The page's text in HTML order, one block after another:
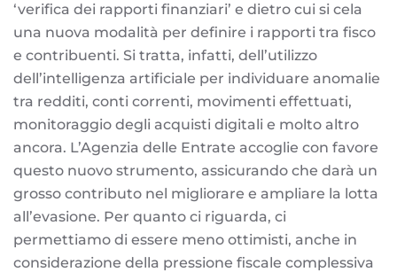
‘verifica dei rapporti finanziari’ e dietro cui si cela
una nuova modalità per definire i rapporti tra fisco
e contribuenti. Si tratta, infatti, dell’utilizzo
dell’intelligenza artificiale per individuare anomalie
tra redditi, conti correnti, movimenti effettuati,
monitoraggio degli acquisti digitali e molto altro
ancora. L’Agenzia delle Entrate accoglie con favore
questo nuovo strumento, assicurando che darà un
grosso contributo nel migliorare e ampliare la lotta
all’evasione. Per quanto ci riguarda, ci
permettiamo di essere meno ottimisti, anche in
considerazione della pressione fiscale complessiva